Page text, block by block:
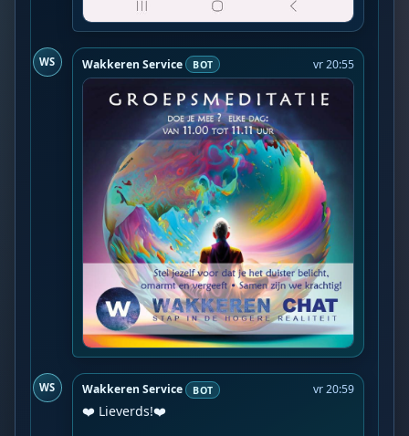
WS Wakkeren Service BOT vr 20:55
WS Wakkeren Service BOT vr 20:59
❤️ Lieverds!❤️